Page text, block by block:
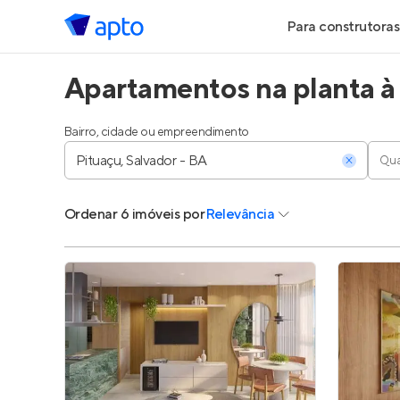
Para construtoras
Geração de
Geração de
Parcerias
Anunciar
Entrar no
Apartamentos na planta
Bairro, cidade ou empreendimento
Ordenar 6 imóveis porRelevância